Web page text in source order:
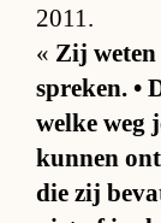
2011.
« Zij we­ten
spre­ken. •
welke weg
kun­nen
die zij